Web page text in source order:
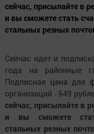
сейчас, присылайте в
и вы сможете стать
стальных резных
Сейчас идет и
года на районные
Подписная цена для
организаций - 549
сейчас, присылайте в
и вы сможете
стальных резных